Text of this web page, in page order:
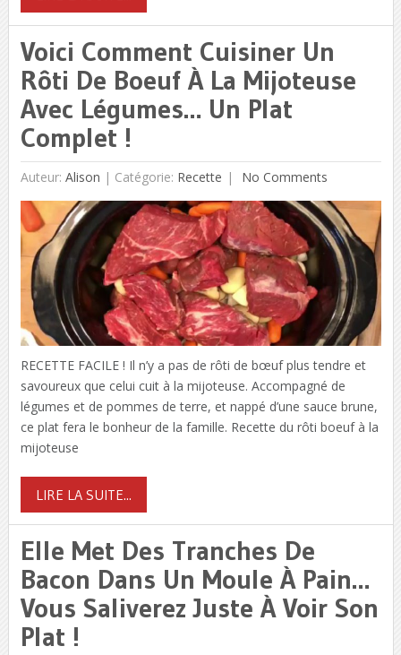
Voici Comment Cuisiner Un
Rôti De Boeuf À La Mijoteuse
Avec Légumes… Un Plat
Complet !
Auteur: Alison | Catégorie: Recette No Comments
RECETTE FACILE ! Il n’y a pas de rôti de bœuf plus tendre et
savoureux que celui cuit à la mijoteuse. Accompagné de
légumes et de pommes de terre, et nappé d’une sauce brune,
ce plat fera le bonheur de la famille. Recette du rôti boeuf à la
mijoteuse
LIRE LA SUITE...
Elle Met Des Tranches De
Bacon Dans Un Moule À Pain…
Vous Saliverez Juste À Voir Son
Plat !